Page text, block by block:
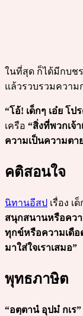
ในที่สุด ก็ได้มีกบช
แล้วรวบรวมความ
“โอ้! เด็กๆ เอ๋ย โป
เครือ “สิ่งที่พวกเจ้
ความเป็นความตา
คติสอนใจ
นิทานอีสป เรื่อง เ
สนุกสนานหรือคว
ทุกข์หรือความเดือ
มาใส่ใจเราเสมอ”
พุทธภาษิต
“อตฺตานํ อุปมํ กเร”